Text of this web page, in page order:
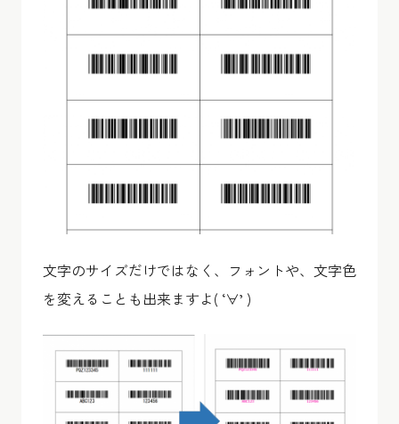
文字のサイズだけではなく、フォントや、文字色
を変えることも出来ますよ( ‘∀’ )